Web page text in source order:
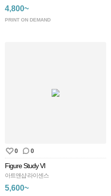
4,800~
PRINT ON DEMAND
0 0
Figure Study VI
아트앤샵 라이센스
5,600~